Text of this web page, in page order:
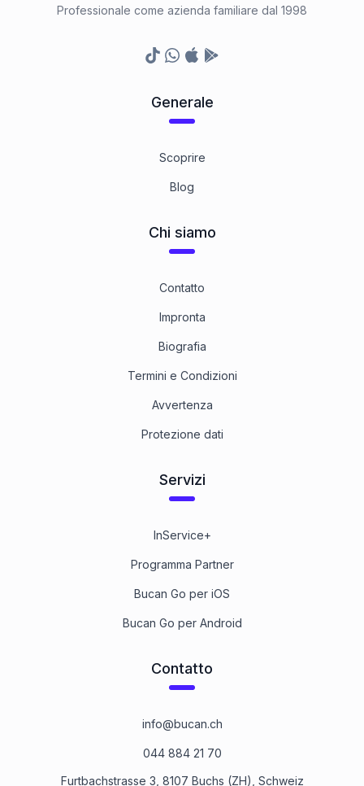
Professionale come azienda familiare dal 1998
TikTokWhatsapp
Appstore
Google Play Store
Generale
Scoprire
Blog
Chi siamo
Contatto
Impronta
Biografia
Termini e Condizioni
Avvertenza
Protezione dati
Servizi
InService+
Programma Partner
Bucan Go per iOS
Bucan Go per Android
Contatto
info@bucan.ch
044 884 21 70
Furtbachstrasse 3, 8107 Buchs (ZH), Schweiz